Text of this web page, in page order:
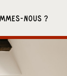
NOUS ?